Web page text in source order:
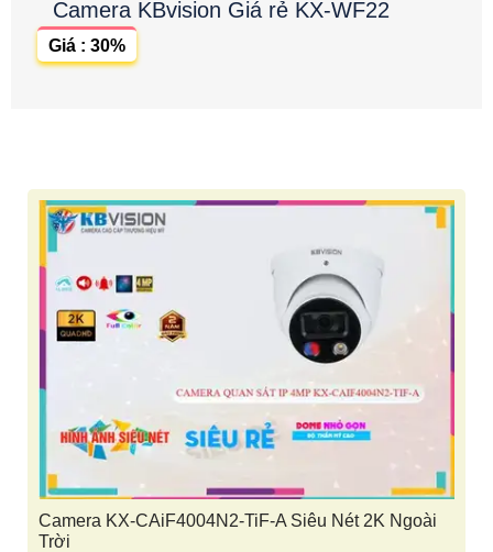
Camera KBvision Giá rẻ KX-WF22
Giá : 30%
Camera KX-CAiF4004N2-TiF-A Siêu Nét 2K Ngoài
Trời